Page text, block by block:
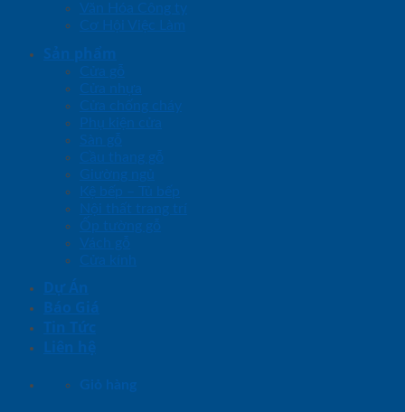
Văn Hóa Công ty
Cơ Hội Việc Làm
Sản phẩm
Cửa gỗ
Cửa nhựa
Cửa chống cháy
Phụ kiện cửa
Sàn gỗ
Cầu thang gỗ
Giường ngủ
Kệ bếp – Tủ bếp
Nội thất trang trí
Ốp tường gỗ
Vách gỗ
Cửa kính
Dự Án
Báo Giá
Tin Tức
Liên hệ
Giỏ hàng